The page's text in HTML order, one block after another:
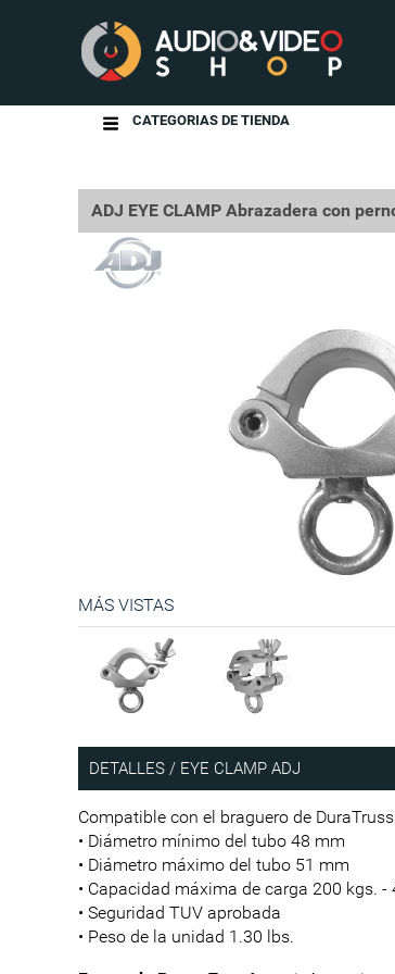
CATEGORIAS DE TIENDA
ADJ EYE CLAMP Abrazadera con
MÁS VISTAS
DETALLES / EYE CLAMP ADJ
Compatible con el braguero de
• Diámetro mínimo del tubo 48 mm
• Diámetro máximo del tubo 51 mm
• Capacidad máxima de carga 200 kgs. -
• Seguridad TUV aprobada
• Peso de la unidad 1.30 lbs.